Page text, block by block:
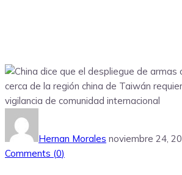
Hernan Morales noviembre 24,
Comments (0)